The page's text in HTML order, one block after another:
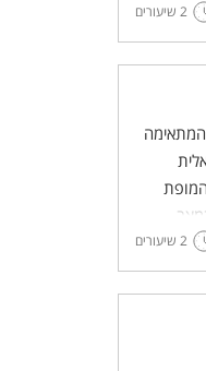
2 שיעורים
המתאימה
2 שיעורים